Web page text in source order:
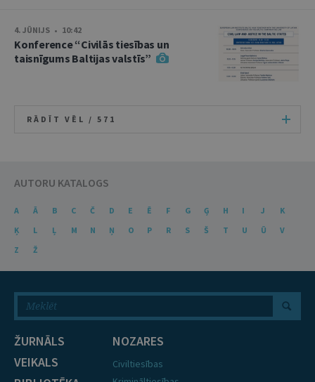
4. JŪNIJS • 10:42
Konference “Civilās tiesības un
taisnīgums Baltijas valstīs”
RĀDĪT VĒL / 571
AUTORU KATALOGS
A Ā B C Č D E Ē F G Ģ H I J
K
Ķ
L Ļ M N Ņ O P R S Š T U Ū
V
Z
Ž
ŽURNĀLS
VEIKALS
NOZARES
Civiltiesības